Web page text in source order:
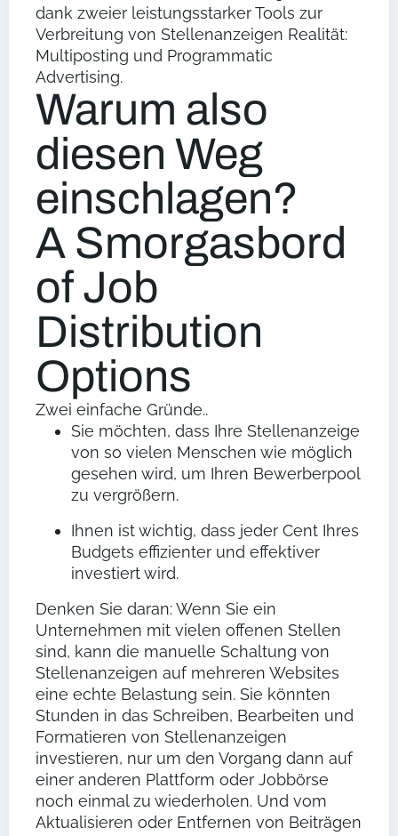
dank zweier leistungsstarker Tools zur
Verbreitung von Stellenanzeigen Realität:
Multiposting und Programmatic
Advertising.
Warum also
diesen Weg
einschlagen?
A Smorgasbord
of Job
Distribution
Options
Zwei einfache Gründe..
Sie möchten, dass Ihre Stellenanzeige
von so vielen Menschen wie möglich
gesehen wird, um Ihren Bewerberpool
zu vergrößern.
Ihnen ist wichtig, dass jeder Cent Ihres
Budgets effizienter und effektiver
investiert wird.
Denken Sie daran: Wenn Sie ein
Unternehmen mit vielen offenen Stellen
sind, kann die manuelle Schaltung von
Stellenanzeigen auf mehreren Websites
eine echte Belastung sein. Sie könnten
Stunden in das Schreiben, Bearbeiten und
Formatieren von Stellenanzeigen
investieren, nur um den Vorgang dann auf
einer anderen Plattform oder Jobbörse
noch einmal zu wiederholen. Und vom
Aktualisieren oder Entfernen von Beiträgen